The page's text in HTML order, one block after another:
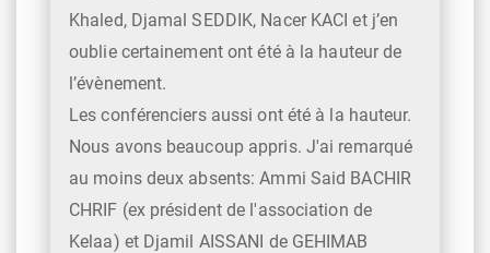
Khaled, Djamal SEDDIK, Nacer KACI et j’en
oublie certainement ont été à la hauteur de
l’évènement.
Les conférenciers aussi ont été à la hauteur.
Nous avons beaucoup appris. J'ai remarqué
au moins deux absents: Ammi Said BACHIR
CHRIF (ex président de l'association de
Kelaa) et Djamil AISSANI de GEHIMAB